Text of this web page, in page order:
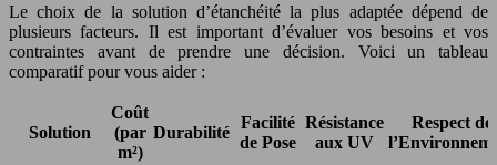
Le choix de la solution d’étanchéité la plus adaptée dépend de
plusieurs facteurs. Il est important d’évaluer vos besoins et vos
contraintes avant de prendre une décision. Voici un tableau
comparatif pour vous aider :
Solution
Coût
(par
m²)
Durabilité
Facilité
de Pose
Résistance
aux UV
Respect de